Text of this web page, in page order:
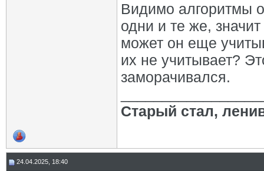
Видимо алгоритмы
одни и те же,
может он еще
их не учитывает?
заморачивался.
Старый стал,
24.04.2025, 18:40